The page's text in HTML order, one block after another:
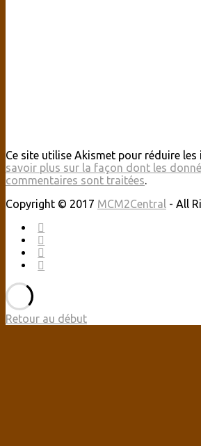
Ce site utilise Akismet pour réduire les
savoir plus sur la façon dont les
commentaires sont traitées.
Copyright © 2017 MCM2Central - All
Retour au début